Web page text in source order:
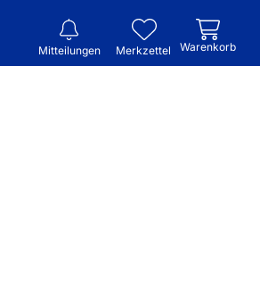
Mitteilungen Merkzettel Warenkorb